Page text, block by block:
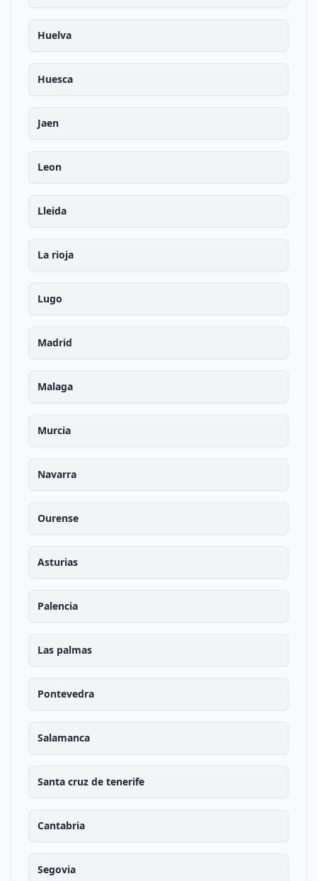
Huelva
Huesca
Jaen
Leon
Lleida
La rioja
Lugo
Madrid
Malaga
Murcia
Navarra
Ourense
Asturias
Palencia
Las palmas
Pontevedra
Salamanca
Santa cruz de tenerife
Cantabria
Segovia